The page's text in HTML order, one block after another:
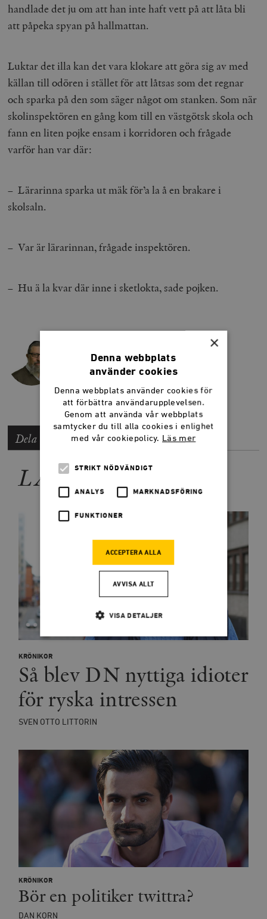
handlade det ju om att han inte haft vett på att låta bli
att påpeka spyan på hallmattan.
Luktar det illa kan det vara klokare att göra sig av med
källan till odören i stället för att låtsas som det regnar
och sparka på den som säger något om stanken. Som när
skolinspektören en gång kom till en västgötsk skola och
fann en liten pojke ensam i korridoren och frågade
varför han var där:
– Lärarinna sparka ut mäk för’a la å en brakare i
skolsaln.
– Var är lärarinnan, frågade inspektören.
– Hu ä la kvar där inne i sketlokta, sade pojken.
DAN KORN
författare, journalist och folklivsforskare.
Dela artikeln
LÄS MER
KRÖNIKOR
Så blev DN nyttiga idioter
för ryska intressen
SVEN OTTO LITTORIN
KRÖNIKOR
Bör en politiker twittra?
DAN KORN
×
Denna webbplats
använder cookies
Denna webbplats använder cookies för
att förbättra användarupplevelsen.
Genom att använda vår webbplats
samtycker du till alla cookies i enlighet
med vår cookiepolicy. Läs mer
STRIKT NÖDVÄNDIGT
ANALYS MARKNADSFÖRING
FUNKTIONER
ACCEPTERA ALLA
AVVISA ALLT
VISA DETALJER
Marknadsföring Funktioner
Strikt nödvändiga kakor tillåter
kärnwebbplatsfunktioner som användarinloggning
och kontohantering. Webbplatsen kan inte användas
Namn
woocommerce_cart_hash
_hjFirstSeen
Hotjar Ltd
.timbro.se